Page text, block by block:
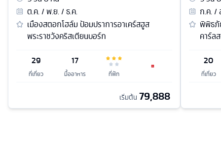
ต.ค. / พ.ย. / ธ.ค.
เมืองสตอกโฮล์ม ป้อมปราการอาเคร์สฮูส
พระราชวังคริสเตียนบอร์ก
29
ที่เที่ยว
17
มื้ออาหาร ที่พัก
เริ่มต้น 79,888
ก.ค. /
พิพิธภั
คาร์ล
20
ที่เที่ยว